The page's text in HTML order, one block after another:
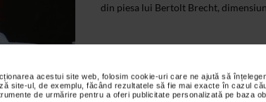
acestui site web, folosim cookie-uri care ne ajută să
site-ul, de exemplu, făcând rezultatele să fie mai exacte în cazul
de urmărire pentru a oferi publicitate personalizată pe baza
din piesa lui Bertolt Brecht,